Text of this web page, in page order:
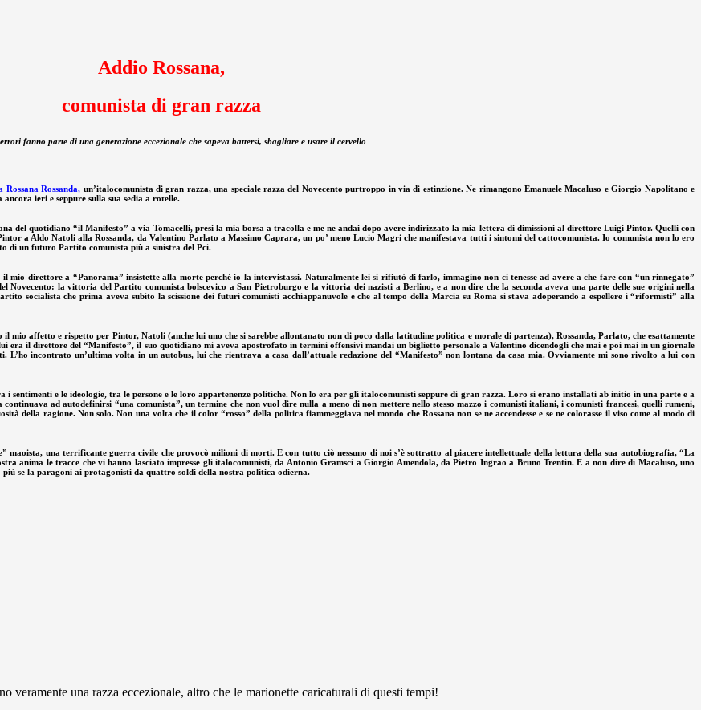
Addio Rossana,
comunista di gran razza
fanno parte di una generazione eccezionale che sapeva battersi, sbagliare e usare il cervello
Rossana Rossanda, un’italocomunista di gran razza, una speciale razza del Novecento purtroppo in via di estinzione. Ne rimangono Emanuele Macaluso e Giorgio Napolitano e
ieri e seppure sulla sua sedia a rotelle.
del quotidiano “il Manifesto” a via Tomacelli, presi la mia borsa a tracolla e me ne andai dopo avere indirizzato la mia lettera di dimissioni al direttore Luigi Pintor. Quelli con
a Aldo Natoli alla Rossanda, da Valentino Parlato a Massimo Caprara, un po’ meno Lucio Magri che manifestava tutti i sintomi del cattocomunista. Io comunista non lo ero
di un futuro Partito comunista più a sinistra del Pci.
mio direttore a “Panorama” insistette alla morte perché io la intervistassi. Naturalmente lei si rifiutò di farlo, immagino non ci tenesse ad avere a che fare con “un rinnegato”
Novecento: la vittoria del Partito comunista bolscevico a San Pietroburgo e la vittoria dei nazisti a Berlino, e a non dire che la seconda aveva una parte delle sue origini nella
socialista che prima aveva subito la scissione dei futuri comunisti acchiappanuvole e che al tempo della Marcia su Roma si stava adoperando a espellere i “riformisti” alla
mio affetto e rispetto per Pintor, Natoli (anche lui uno che si sarebbe allontanato non di poco dalla latitudine politica e morale di partenza), Rossanda, Parlato, che esattamente
era il direttore del “Manifesto”, il suo quotidiano mi aveva apostrofato in termini offensivi mandai un biglietto personale a Valentino dicendogli che mai e poi mai in un giornale
incontrato un’ultima volta in un autobus, lui che rientrava a casa dall’attuale redazione del “Manifesto” non lontana da casa mia. Ovviamente mi sono rivolto a lui con
sentimenti e le ideologie, tra le persone e le loro appartenenze politiche. Non lo era per gli italocomunisti seppure di gran razza. Loro si erano installati ab initio in una parte e a
ad autodefinirsi “una comunista”, un termine che non vuol dire nulla a meno di non mettere nello stesso mazzo i comunisti italiani, i comunisti francesi, quelli rumeni,
della ragione. Non solo. Non una volta che il color “rosso” della politica fiammeggiava nel mondo che Rossana non se ne accendesse e se ne colorasse il viso come al modo di
maoista, una terrificante guerra civile che provocò milioni di morti. E con tutto ciò nessuno di noi s’è sottratto al piacere intellettuale della lettura della sua autobiografia, “La
anima le tracce che vi hanno lasciato impresse gli italocomunisti, da Antonio Gramsci a Giorgio Amendola, da Pietro Ingrao a Bruno Trentin. E a non dire di Macaluso, uno
se la paragoni ai protagonisti da quattro soldi della nostra politica odierna.
una razza eccezionale, altro che le marionette caricaturali di questi tempi!